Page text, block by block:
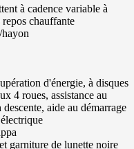
à cadence variable à
chauffante
d'énergie, à disques
4 roues, assistance au
aide au démarrage
garniture de lunette noire